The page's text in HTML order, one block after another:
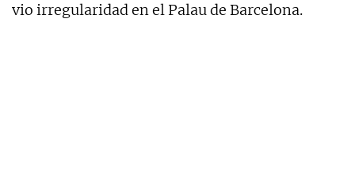
vio irregularidad en el Palau de Barcelona.